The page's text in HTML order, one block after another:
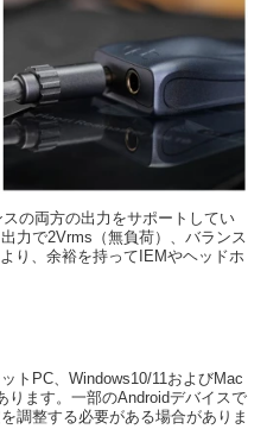
の両方の出力をサポートしてい
力で2Vrms（無負荷）、バランス
り、余裕を持ってIEMやヘッドホ
トPC、Windows10/11およびMac
ります。一部のAndroidデバイスで
調整する必要がある場合がありま